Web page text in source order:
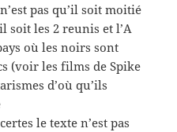
pas qu’il soit moitié
soit les 2 reunis et l’A
où les noirs sont
(voir les films de Spike
d’où qu’ils
le texte n’est pas